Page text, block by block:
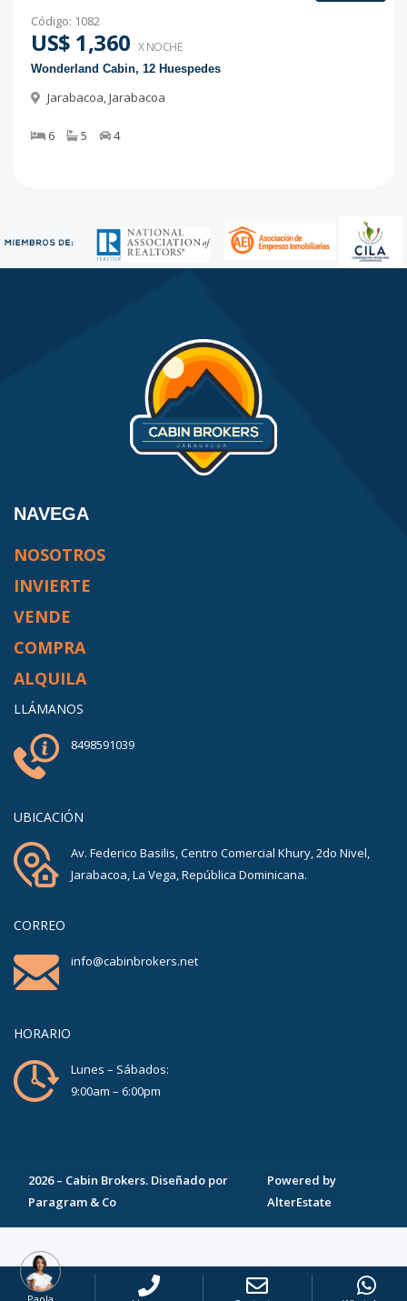
Código: 1082
US$ 1,360 X NOCHE
Wonderland Cabin, 12 Huespedes
Jarabacoa,Jarabacoa
6 5 4
NAVEGA
NOSOTROS
INVIERTE
VENDE
COMPRA
ALQUILA
LLÁMANOS
8498591039
UBICACIÓN
Av. Federico Basilis, Centro Comercial Khury, 2do Nivel,
Jarabacoa, La Vega, República Dominicana.
CORREO
info@cabinbrokers.net
HORARIO
Lunes – Sábados:
9:00am – 6:00pm
2026– Cabin Brokers. Diseñado por
Paragram & Co
Powered by
AlterEstate